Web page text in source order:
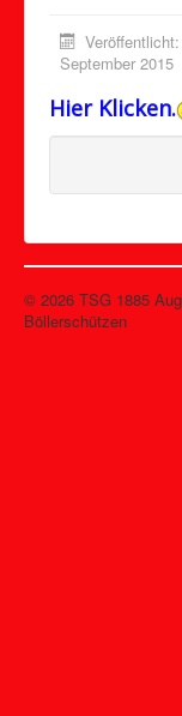
September 2015
Hier Klicken.
© 2026 TSG 1885
Böllerschützen